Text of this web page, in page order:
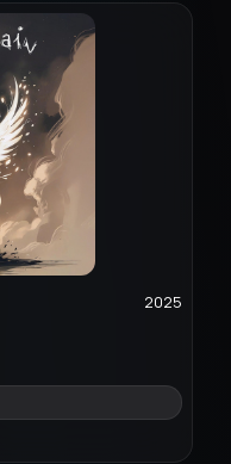
2025